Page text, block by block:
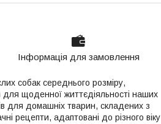
Інформація для замовлення
собак середнього розміру,
щоденної життєдіяльності наших
для домашніх тварин, складених з
рецепти, адаптовані до різного віку